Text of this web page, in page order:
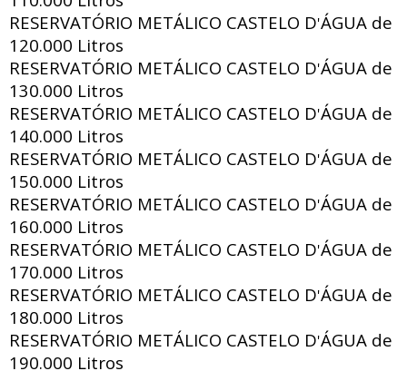
RESERVATÓRIO METÁLICO CASTELO D'ÁGUA de
120.000 Litros
RESERVATÓRIO METÁLICO CASTELO D'ÁGUA de
130.000 Litros
RESERVATÓRIO METÁLICO CASTELO D'ÁGUA de
140.000 Litros
RESERVATÓRIO METÁLICO CASTELO D'ÁGUA de
150.000 Litros
RESERVATÓRIO METÁLICO CASTELO D'ÁGUA de
160.000 Litros
RESERVATÓRIO METÁLICO CASTELO D'ÁGUA de
170.000 Litros
RESERVATÓRIO METÁLICO CASTELO D'ÁGUA de
180.000 Litros
RESERVATÓRIO METÁLICO CASTELO D'ÁGUA de
190.000 Litros